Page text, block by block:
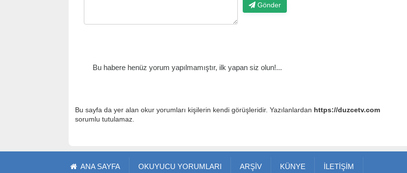
Gönder
Bu habere henüz yorum yapılmamıştır, ilk yapan siz olun!...
Bu sayfa da yer alan okur yorumları kişilerin kendi görüşleridir. Yazılanlardan https://duzcetv.com
sorumlu tutulamaz.
ANA SAYFA OKUYUCU YORUMLARI ARŞİV KÜNYE İLETİŞİM